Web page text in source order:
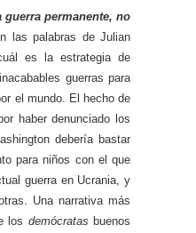
permanente, no
las palabras de Julian
es la estrategia de
guerras para
el mundo. El hecho de
haber denunciado los
debería bastar
para niños con el que
guerra en Ucrania, y
Una narrativa más
los demócratas buenos